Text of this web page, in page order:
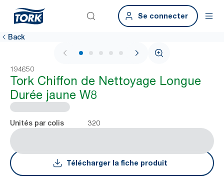
Se connecter
Back
1 / 5
194650
Tork Chiffon de Nettoyage Longue
Durée jaune W8
Unités par colis 320
Télécharger la fiche produit